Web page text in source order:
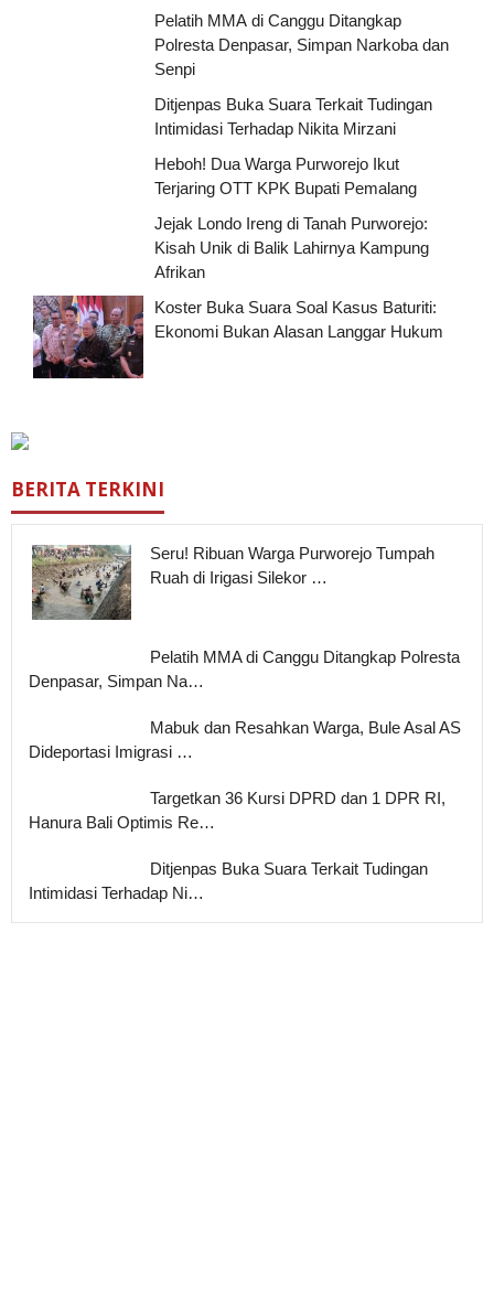
Pelatih MMA di Canggu Ditangkap
Polresta Denpasar, Simpan Narkoba dan
Senpi
Ditjenpas Buka Suara Terkait Tudingan
Intimidasi Terhadap Nikita Mirzani
Heboh! Dua Warga Purworejo Ikut
Terjaring OTT KPK Bupati Pemalang
Jejak Londo Ireng di Tanah Purworejo:
Kisah Unik di Balik Lahirnya Kampung
Afrikan
Koster Buka Suara Soal Kasus Baturiti:
Ekonomi Bukan Alasan Langgar Hukum
BERITA TERKINI
Seru! Ribuan Warga Purworejo Tumpah
Ruah di Irigasi Silekor …
Pelatih MMA di Canggu Ditangkap Polresta
Denpasar, Simpan Na…
Mabuk dan Resahkan Warga, Bule Asal AS
Dideportasi Imigrasi …
Targetkan 36 Kursi DPRD dan 1 DPR RI,
Hanura Bali Optimis Re…
Ditjenpas Buka Suara Terkait Tudingan
Intimidasi Terhadap Ni…